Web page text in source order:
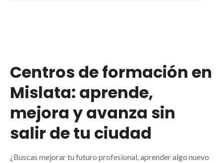
Centros de formación en
Mislata: aprende,
mejora y avanza sin
salir de tu ciudad
¿Buscas mejorar tu futuro profesional, aprender algo nuevo